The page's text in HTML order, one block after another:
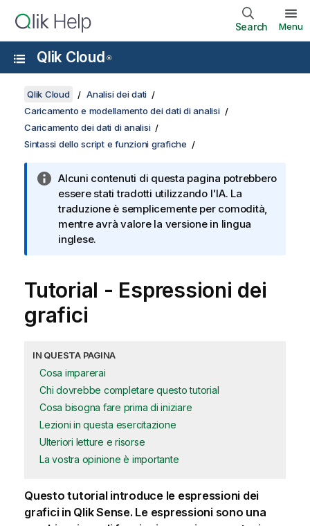
Search Menu
Qlik Cloud ®
Qlik Cloud
Analisi dei dati
Caricamento e modellamento dei dati di analisi
Caricamento dei dati di analisi
Sintassi dello script e funzioni grafiche
Alcuni contenuti di questa pagina potrebbero
essere stati tradotti utilizzando l'IA. La
traduzione è semplicemente per comodità,
mentre avrà valore la versione in lingua
inglese.
Tutorial - Espressioni dei
grafici
IN QUESTA PAGINA
Cosa imparerai
Chi dovrebbe completare questo tutorial
Cosa bisogna fare prima di iniziare
Lezioni in questa esercitazione
Ulteriori letture e risorse
La vostra opinione è importante
Questo tutorial introduce le espressioni dei
graficiin Qlik Sense. Le espressioni sono una